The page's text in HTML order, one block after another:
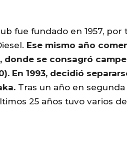
fue fundado en 1957, por
Ese mismo año
donde se consagró
En 1993, decidió
Tras un año en
25 años tuvo varios